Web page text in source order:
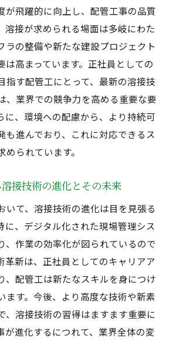
が飛躍的に向上し、配管工事の品質
溶接が求められる場面は多岐にわた
ラの整備や新たな建設プロジェクト
は高まっています。正社員としての
指す配管工にとって、最新の溶接技
、業界での競争力を高める重要な要
に、環境への配慮から、より持続可
も進んでおり、これに対応できるス
られています。
接技術の進化とその未来
いて、溶接技術の進化は目を見張る
に、デジタル化された現場管理シス
、作業の効率化が図られているので
革新は、正社員としてのキャリアア
、配管工は新たなスキルを身につけ
ます。今後、より高度な技術や新素
、溶接技術の習得はますます重要に
が進化するにつれて、業界全体の変